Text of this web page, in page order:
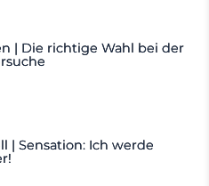
| Die richtige Wahl bei der
| Sensation: Ich werde